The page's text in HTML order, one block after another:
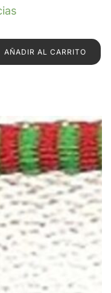
ROJA/NEGRA cantidad
AÑADIR AL CARRITO